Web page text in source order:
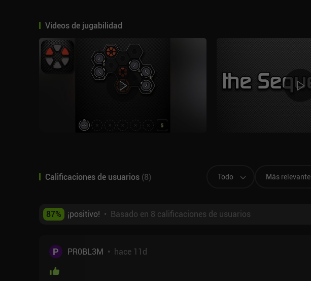
Videos de jugabilidad
Calificaciones de usuarios (8) Todo Más relevante
87% ¡positivo! • Basado en 8 calificaciones de usuarios
P PR0BL3M • hace 11d